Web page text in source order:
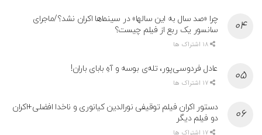
چرا «صد سال به این سالها» در سینماها اکران نشد؟/ماجرای
سانسور یک ربع از فیلم چیست؟
عادل فردوسی‌پور، تله‌ی بوسه و آهِ بابای باران!
دستور اکران فیلم توقیفی نورالدین کیانوری و ناخدا افضلی+اکران
دو فیلم دیگر